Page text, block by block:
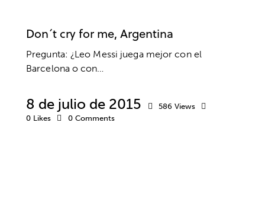
Don´t cry for me, Argentina
Pregunta: ¿Leo Messi juega mejor con el
Barcelona o con…
8 de julio de 2015 586 Views
0 Likes 0 Comments